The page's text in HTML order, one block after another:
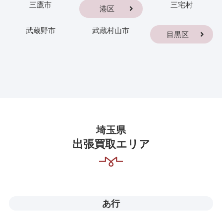
三鷹市 港区 三宅村
武蔵野市 武蔵村山市 目黒区
埼玉県
出張買取エリア
あ行